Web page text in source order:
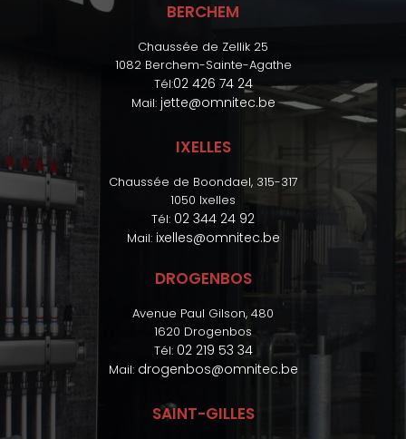
BERCHEM
Chaussée de Zellik 25
1082 Berchem-Sainte-Agathe
Tél:02 426 74 24
Mail: jette@omnitec.be
IXELLES
Chaussée de Boondael, 315-317
1050 Ixelles
Tél: 02 344 24 92
Mail: ixelles@omnitec.be
DROGENBOS
Avenue Paul Gilson, 480
1620 Drogenbos
Tél: 02 219 53 34
Mail: drogenbos@omnitec.be
SAINT-GILLES